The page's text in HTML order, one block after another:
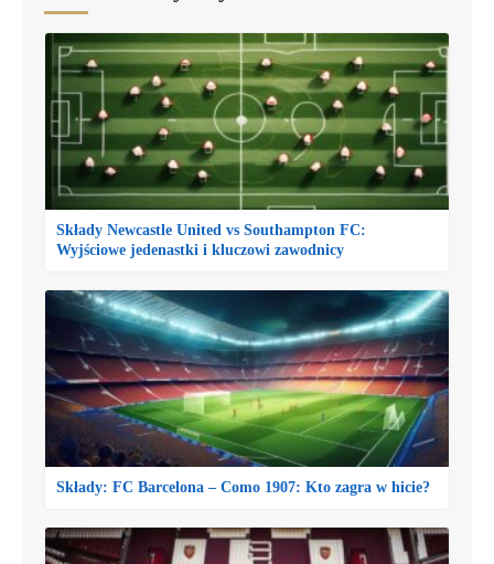
Składy Newcastle United vs Southampton FC:
Wyjściowe jedenastki i kluczowi zawodnicy
Składy: FC Barcelona – Como 1907: Kto zagra w hicie?